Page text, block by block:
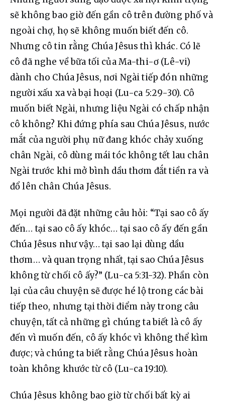
sẽ không bao giờ đến gần cô trên đường phố và
ngoài chợ, họ sẽ không muốn biết đến cô.
Nhưng cô tin rằng Chúa Jêsus thì khác. Có lẽ
cô đã nghe về bữa tối của Ma-thi-ơ (Lê-vi)
dành cho Chúa Jêsus, nơi Ngài tiếp đón những
người xấu xa và bại hoại (Lu-ca 5:29-30). Cô
muốn biết Ngài, nhưng liệu Ngài có chấp nhận
cô không? Khi đứng phía sau Chúa Jêsus, nước
mắt của người phụ nữ đang khóc chảy xuống
chân Ngài, cô dùng mái tóc không tết lau chân
Ngài trước khi mở bình dầu thơm đắt tiền ra và
đổ lên chân Chúa Jêsus.
Mọi người đã đặt những câu hỏi: “Tại sao cô ấy
đến… tại sao cô ấy khóc… tại sao cô ấy đến gần
Chúa Jêsus như vậy… tại sao lại dùng dầu
thơm… và quan trọng nhất, tại sao Chúa Jêsus
không từ chối cô ấy?” (Lu-ca 5:31-32). Phần còn
lại của câu chuyện sẽ được hé lộ trong các bài
tiếp theo, nhưng tại thời điểm này trong câu
chuyện, tất cả những gì chúng ta biết là cô ấy
đến vì muốn đến, cô ấy khóc vì không thể kìm
được; và chúng ta biết rằng Chúa Jêsus hoàn
toàn không khước từ cô (Lu-ca 19:10).
Chúa Jêsus không bao giờ từ chối bất kỳ ai